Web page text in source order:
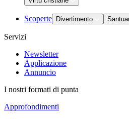
Scoperte Divertimento
Servizi
Newsletter
Applicazione
Annuncio
I nostri formati di punta
Approfondimenti